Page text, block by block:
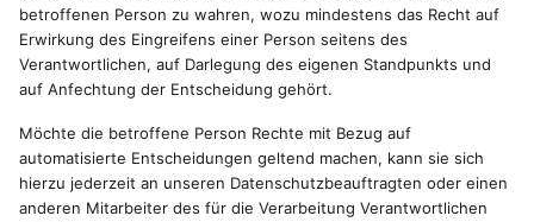
betroffenen Person zu wahren, wozu mindestens das Recht auf
Erwirkung des Eingreifens einer Person seitens des
Verantwortlichen, auf Darlegung des eigenen Standpunkts und
auf Anfechtung der Entscheidung gehört.
Möchte die betroffene Person Rechte mit Bezug auf
automatisierte Entscheidungen geltend machen, kann sie sich
hierzu jederzeit an unseren Datenschutzbeauftragten oder einen
anderen Mitarbeiter des für die Verarbeitung Verantwortlichen